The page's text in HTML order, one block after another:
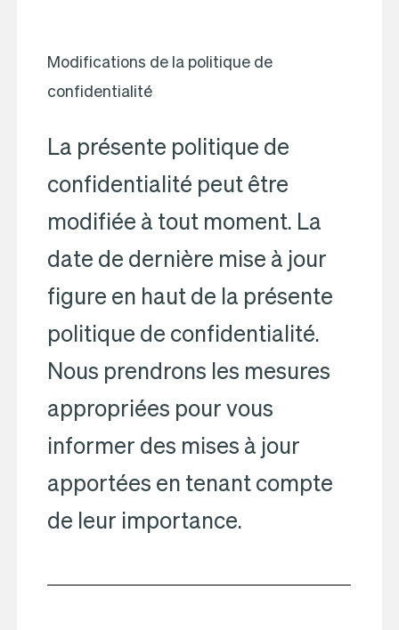
Modifications de la politique de
confidentialité
La présente politique de
confidentialité peut être
modifiée à tout moment. La
date de dernière mise à jour
figure en haut de la présente
politique de confidentialité.
Nous prendrons les mesures
appropriées pour vous
informer des mises à jour
apportées en tenant compte
de leur importance.